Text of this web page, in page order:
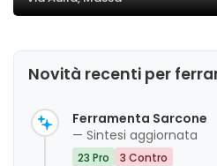
Novità recenti per
Ferramenta Sarcone
— Sintesi aggiornata
23 Pro 3 Contro